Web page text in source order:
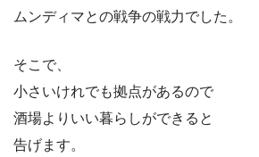
ムンディマとの戦争の戦力でした。
そこで、
小さいけれでも拠点があるので
酒場よりいい暮らしができると
告げます。